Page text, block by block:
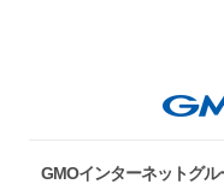
GMOインターネットグ